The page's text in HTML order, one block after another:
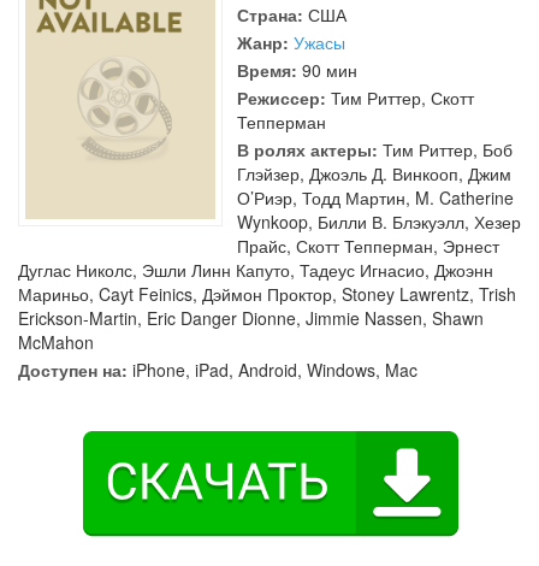
Страна: США
Жанр: Ужасы
Время: 90 мин
Режиссер: Тим Риттер, Скотт
Тепперман
В ролях актеры: Тим Риттер, Боб
Глэйзер, Джоэль Д. Винкооп, Джим
О’Риэр, Тодд Мартин, M. Catherine
Wynkoop, Билли В. Блэкуэлл, Хезер
Прайс, Скотт Тепперман, Эрнест
Дуглас Николс, Эшли Линн Капуто, Тадеус Игнасио, Джоэнн
Мариньо, Cayt Feinics, Дэймон Проктор, Stoney Lawrentz, Trish
Erickson-Martin, Eric Danger Dionne, Jimmie Nassen, Shawn
McMahon
Доступен на: iPhone, iPad, Android, Windows, Mac